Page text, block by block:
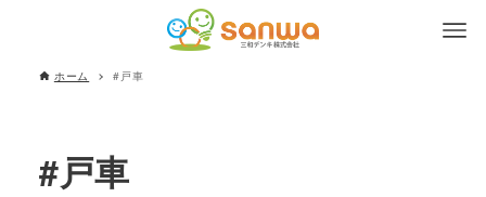
ホーム #戸車
#戸車